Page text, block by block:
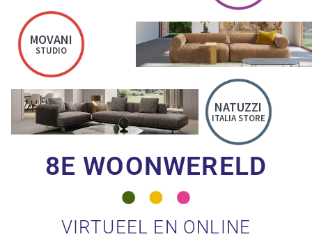
MOVANI
STUDIO
NATUZZI
ITALIA STORE
8E WOONWERELD
VIRTUEEL EN ONLINE